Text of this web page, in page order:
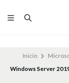
Inicio
Windows Server